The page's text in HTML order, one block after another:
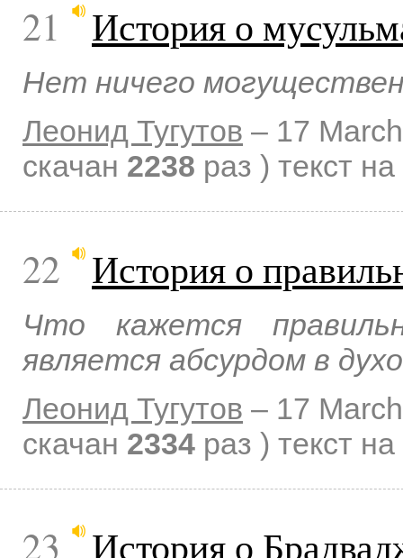
21 История о
Нет ничего
Леонид Тугутов – 17
скачан 2238 раз ) текст
22 История о
Что кажется
является абсурдом в
Леонид Тугутов – 17
скачан 2334 раз ) текст
23 История о